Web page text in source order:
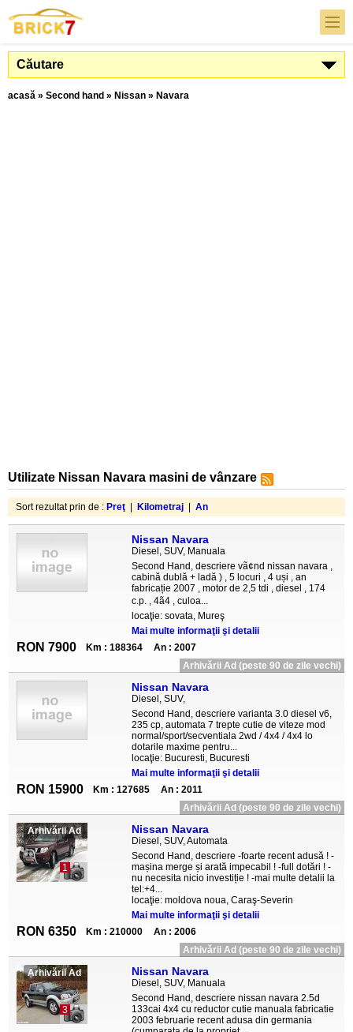
Căutare
acasă » Second hand » Nissan » Navara
Utilizate Nissan Navara masini de vânzare
Sort rezultat prin de : Preţ Kilometraj An
Nissan Navara
Diesel, SUV, Manuala
Second Hand, descriere vã¢nd nissan navara ,
cabină dublă + ladă ) , 5 locuri , 4 uși , an
fabricație 2007 , motor de 2,5 tdi , diesel , 174
c.p. , 4ã4 , culoa...
locaţie: sovata, Mureş
Mai multe informaţii şi detalii
RON 7900 Km : 188364
An : 2007
Arhivării Ad (peste 90 de zile vechi)
Nissan Navara
Diesel, SUV,
Second Hand, descriere varianta 3.0 diesel v6,
235 cp, automata 7 trepte cutie de viteze mod
normal/sport/secventiala 2wd / 4x4 / 4x4 lo
dotarile maxime pentru...
locaţie: Bucuresti, Bucuresti
Mai multe informaţii şi detalii
RON 15900 Km : 127685
An : 2011
Arhivării Ad (peste 90 de zile vechi)
Arhivării Ad
1
Nissan Navara
Diesel, SUV, Automata
Second Hand, descriere -foarte recent adusă ! -
mașina merge și arată impecabil ! -full dotări ! -
nu necesita nicio investiție ! -mai multe detalii la
tel:+4...
locaţie: moldova noua, Caraş-Severin
Mai multe informaţii şi detalii
RON 6350 Km : 210000
An : 2006
Arhivării Ad (peste 90 de zile vechi)
Arhivării Ad
3
Nissan Navara
Diesel, SUV, Manuala
Second Hand, descriere nissan navara 2.5d
133cai 4x4 cu reductor cutie manuala fabricatie
2003 februarie recent adusa din germania